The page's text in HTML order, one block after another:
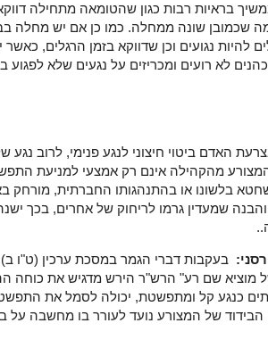
בראיות רבות כגון שהטומאה מתחילה
שכמובן שונה ממחלה. כמו כן אם יש מחלה
להיות נגועים וכן שדווקא בזמן הרגלים,
כהנים לא רועים ומכריזים על נגעים שלא
האדם ביטוי חיצוני לנגע פנימי, לרוב נגע
מהקהילה אינם רק אמצעי למניעת
בלשונו או בהתנהגותו החברתית, מורחק
שמעדין גרמו לריחוק של אחרים, בכך
בעקבות דברי הגמר במסכת ערכין (ט"ו
מוציא שם רע" הרש"ר הירש מדגיש את כוחה
כנגע קל ומתפשטת, יכולה לסמל את
הבידוד של המצורע נועד לעורר בו מחשבה על